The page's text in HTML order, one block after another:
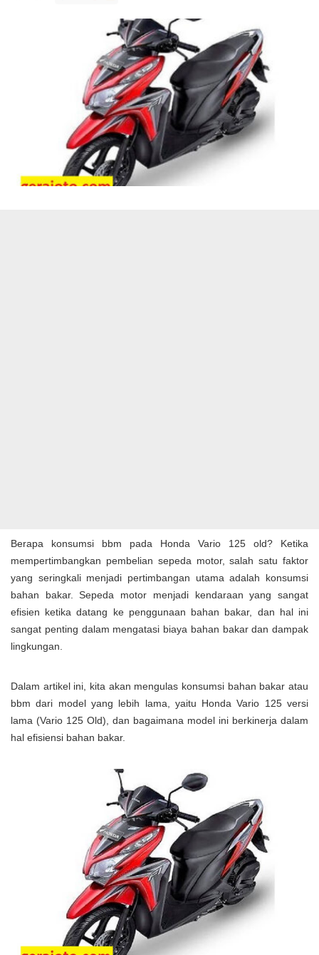
Berapa konsumsi bbm pada Honda Vario 125 old? Ketika
mempertimbangkan pembelian sepeda motor, salah satu faktor
yang seringkali menjadi pertimbangan utama adalah konsumsi
bahan bakar. Sepeda motor menjadi kendaraan yang sangat
efisien ketika datang ke penggunaan bahan bakar, dan hal ini
sangat penting dalam mengatasi biaya bahan bakar dan dampak
lingkungan.
Dalam artikel ini, kita akan mengulas konsumsi bahan bakar atau
bbm dari model yang lebih lama, yaitu Honda Vario 125 versi
lama (Vario 125 Old), dan bagaimana model ini berkinerja dalam
hal efisiensi bahan bakar.